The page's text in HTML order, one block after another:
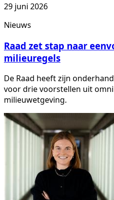
29 juni 2026
Nieuws
Raad zet stap naar
milieuregels
De Raad heeft zijn
voor drie voorstellen uit
milieuwetgeving.